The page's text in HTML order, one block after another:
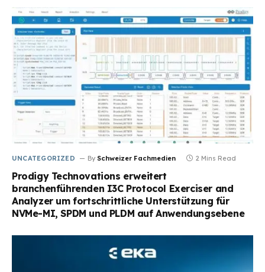
UNCATEGORIZED By Schweizer Fachmedien 2 Mins Read
Prodigy Technovations erweitert
branchenführenden I3C Protocol Exerciser and
Analyzer um fortschrittliche Unterstützung für
NVMe-MI, SPDM und PLDM auf Anwendungsebene